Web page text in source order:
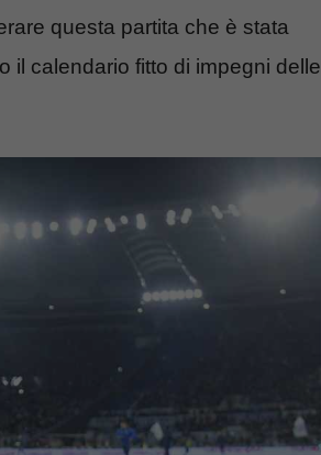
questa partita che è stata
il calendario fitto di impegni delle